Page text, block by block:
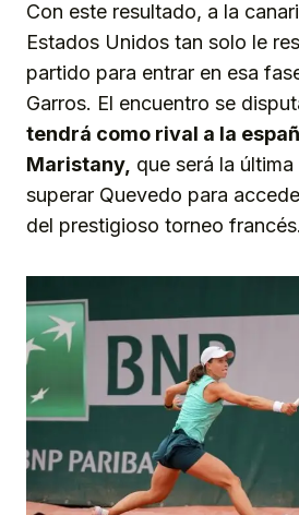
Con este resultado, a la
Estados Unidos tan solo le
partido para entrar en esa
Garros. El encuentro se
tendrá como rival a la
Maristany, que será la
superar Quevedo para
del prestigioso torneo francés.